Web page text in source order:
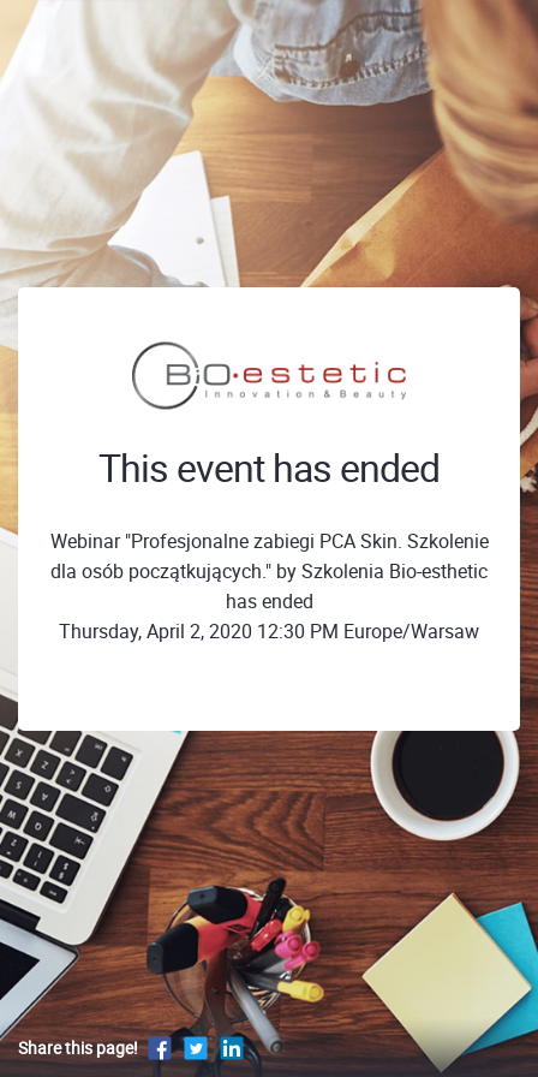
This event has ended
Webinar "Profesjonalne zabiegi PCA Skin. Szkolenie
dla osób początkujących." by Szkolenia Bio-esthetic
has ended
Thursday, April 2, 2020 12:30 PM Europe/Warsaw
Share this page!